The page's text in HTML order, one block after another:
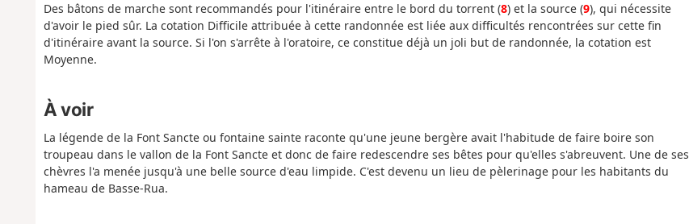
Des bâtons de marche sont recommandés pour l'itinéraire entre le bord du torrent (8) et la source (9), qui nécessite
d'avoir le pied sûr. La cotation Difficile attribuée à cette randonnée est liée aux difficultés rencontrées sur cette fin
d'itinéraire avant la source. Si l'on s'arrête à l'oratoire, ce constitue déjà un joli but de randonnée, la cotation est
Moyenne.
À voir
La légende de la Font Sancte ou fontaine sainte raconte qu'une jeune bergère avait l'habitude de faire boire son
troupeau dans le vallon de la Font Sancte et donc de faire redescendre ses bêtes pour qu'elles s'abreuvent. Une de ses
chèvres l'a menée jusqu'à une belle source d'eau limpide. C'est devenu un lieu de pèlerinage pour les habitants du
hameau de Basse-Rua.